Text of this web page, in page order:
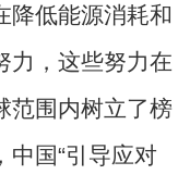
降低能源消耗和
力，这些努力在
范围内树立了榜
中国“引导应对